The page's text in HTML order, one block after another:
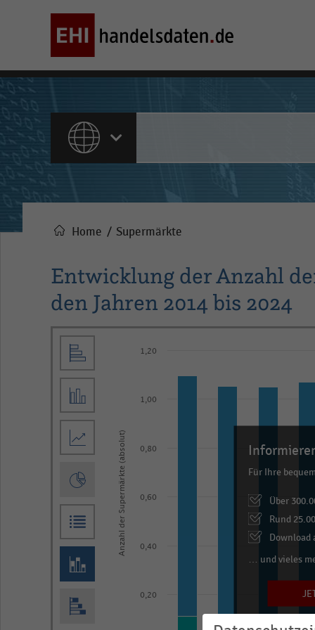
ALLE INHALTE
Pfadnavigation
Home Supermärkte
Entwicklung der Anzahl
den Jahren 2014 bis 2024
The
chart
has
axis
Range:
Anzahl der Supermärkte (absolut)
0,20
0,40
0,60
0,80
1,00
1,20
Für Ihre
Über
Rund
Download
… und vieles